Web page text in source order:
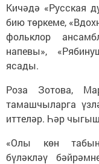
Кичәдә «Русская
бию төркеме,
фольклор
напевы»,
ясады.
Роза Зотова,
тамашчыларга
иттеләр. Һәр
«Олы көн
бүләкләү